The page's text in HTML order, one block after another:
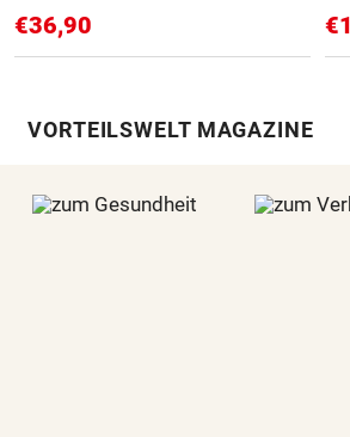
€36,90
VORTEILSWELT MAGAZINE